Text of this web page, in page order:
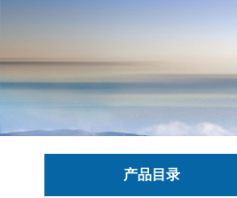
产品目录